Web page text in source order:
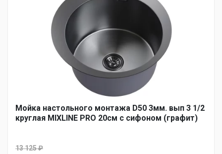
Мойка настольного монтажа D50 3мм. вып 3 1/2
круглая MIXLINE PRO 20см с сифоном (графит)
13 125₽